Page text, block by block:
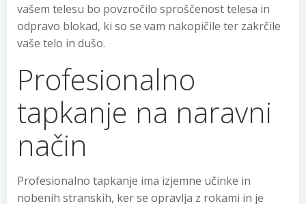
vašem telesu bo povzročilo sproščenost telesa in
odpravo blokad, ki so se vam nakopičile ter zakrčile
vaše telo in dušo.
Profesionalno
tapkanje na naravni
način
Profesionalno tapkanje ima izjemne učinke in
nobenih stranskih, ker se opravlja z rokami in je